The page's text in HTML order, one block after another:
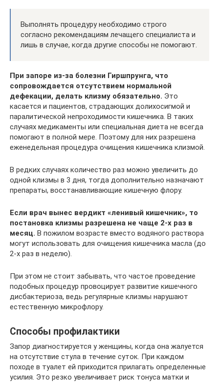
Выполнять процедуру необходимо строго
согласно рекомендациям лечащего специалиста и
лишь в случае, когда другие способы не помогают.
При запоре из-за болезни Гиршпрунга, что
сопровождается отсутствием нормальной
дефекации, делать клизму обязательно. Это
касается и пациентов, страдающих долихосигмой и
паралитической непроходимости кишечника. В таких
случаях медикаменты или специальная диета не всегда
помогают в полной мере. Поэтому для них разрешена
еженедельная процедура очищения кишечника клизмой.
В редких случаях количество раз можно увеличить до
одной клизмы в 3 дня, тогда дополнительно назначают
препараты, восстанавливающие кишечную флору.
Если врач вынес вердикт «ленивый кишечник», то
постановка клизмы разрешена не чаще 2-х раз в
месяц. В пожилом возрасте вместо водяного раствора
могут использовать для очищения кишечника масла (до
2-х раз в неделю).
При этом не стоит забывать, что частое проведение
подобных процедур провоцирует развитие кишечного
дисбактериоза, ведь регулярные клизмы нарушают
естественную микрофлору.
Способы профилактики
Запор диагностируется у женщины, когда она жалуется
на отсутствие стула в течение суток. При каждом
походе в туалет ей приходится прилагать определенные
усилия. Это резко увеличивает риск тонуса матки и